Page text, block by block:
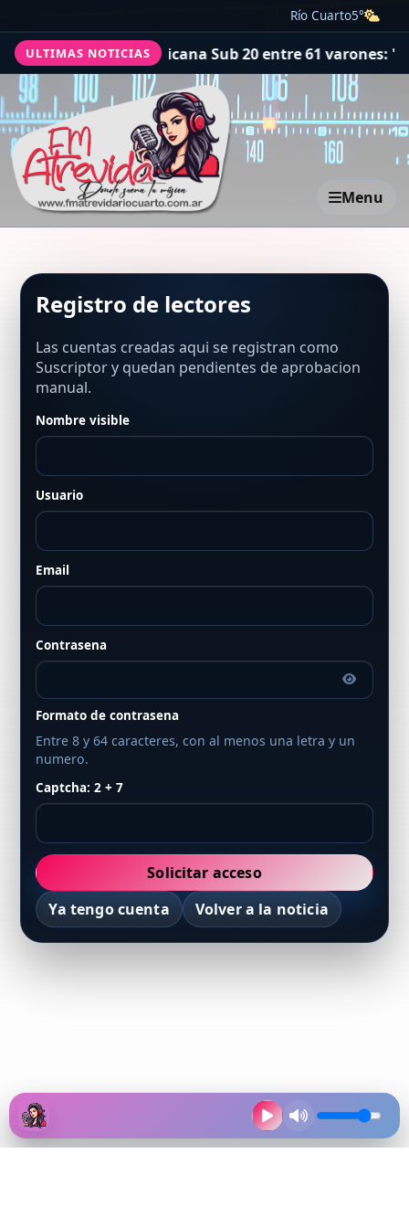
Río Cuarto5°
ULTIMAS NOTICIAS
campeona panamericana Sub 20 entre 61 varones:
Menu
Registro de lectores
Las cuentas creadas aqui se registran como
Suscriptor y quedan pendientes de aprobacion
manual.
Nombre visible
Usuario
Email
Contrasena
Formato de contrasena
Entre 8 y 64 caracteres, con al menos una letra y un
numero.
Captcha: 2 + 7
Solicitar acceso
Ya tengo cuenta
Volver a la noticia